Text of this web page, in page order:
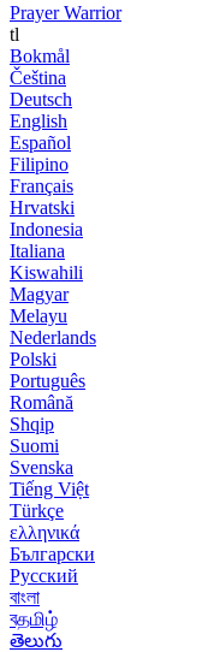
Prayer Warrior
tl
Bokmål
Čeština
Deutsch
English
Español
Filipino
Français
Hrvatski
Indonesia
Italiana
Kiswahili
Magyar
Melayu
Nederlands
Polski
Português
Română
Shqip
Suomi
Svenska
Tiếng Việt
Türkçe
ελληνικά
Български
Русский
বাংলা
বதமிழ்
తెలుగు